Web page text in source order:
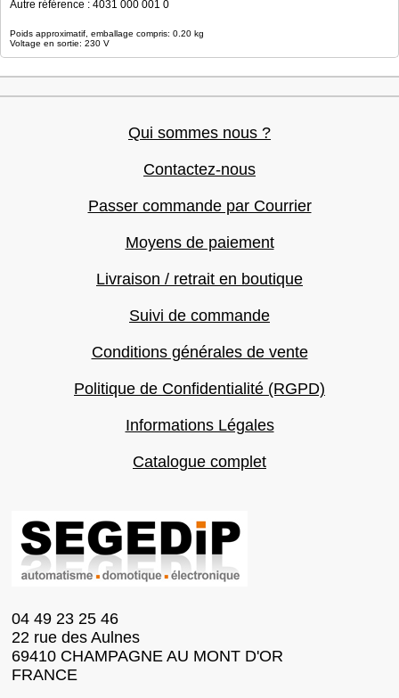
Autre référence : 4031 000 001 0
Poids approximatif, emballage compris: 0.20 kg
Voltage en sortie: 230 V
Qui sommes nous ?
Contactez-nous
Passer commande par Courrier
Moyens de paiement
Livraison / retrait en boutique
Suivi de commande
Conditions générales de vente
Politique de Confidentialité (RGPD)
Informations Légales
Catalogue complet
04 49 23 25 46
22 rue des Aulnes
69410 CHAMPAGNE AU MONT D'OR
FRANCE